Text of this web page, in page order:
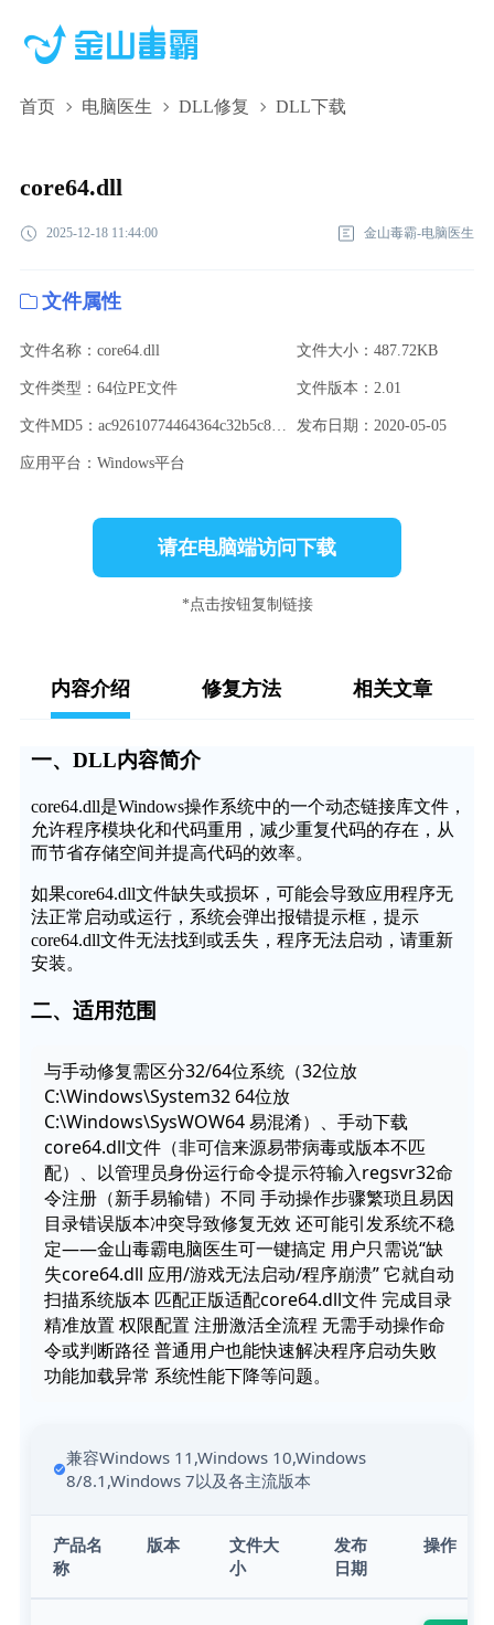
首页 电脑医生 DLL修复 DLL下载
core64.dll,core64.dll下载,core64.dll修复
core64.dll
2025-12-18 11:44:00 金山毒霸-电脑医生
文件属性
文件名称：core64.dll 文件大小：487.72KB
文件类型：64位PE文件 文件版本：2.01
文件MD5：ac92610774464364c32b5c88d84c63b0 发布日期：2020-05-05
应用平台：Windows平台
请在电脑端访问下载
*点击按钮复制链接
内容介绍 修复方法 相关文章
一、DLL内容简介
core64.dll是Windows操作系统中的一个动态链接库文件，
允许程序模块化和代码重用，减少重复代码的存在，从
而节省存储空间并提高代码的效率。
如果core64.dll文件缺失或损坏，可能会导致应用程序无
法正常启动或运行，系统会弹出报错提示框，提示
core64.dll文件无法找到或丢失，程序无法启动，请重新
安装。
二、适用范围
与手动修复需区分32/64位系统（32位放
C:\Windows\System32 64位放
C:\Windows\SysWOW64 易混淆）、手动下载
core64.dll文件（非可信来源易带病毒或版本不匹
配）、以管理员身份运行命令提示符输入regsvr32命
令注册（新手易输错）不同 手动操作步骤繁琐且易因
目录错误版本冲突导致修复无效 还可能引发系统不稳
定——金山毒霸电脑医生可一键搞定 用户只需说“缺
失core64.dll 应用/游戏无法启动/程序崩溃” 它就自动
扫描系统版本 匹配正版适配core64.dll文件 完成目录
精准放置 权限配置 注册激活全流程 无需手动操作命
令或判断路径 普通用户也能快速解决程序启动失败
功能加载异常 系统性能下降等问题。
兼容Windows 11,Windows 10,Windows
8/8.1,Windows 7以及各主流版本
产品名
称
版本
文件大
小
发布
日期
操作